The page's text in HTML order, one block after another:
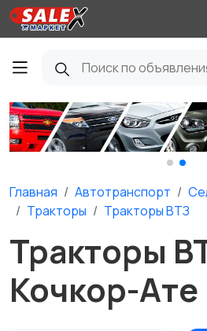
Главная Автотранспорт
Тракторы
Тракторы ВТЗ
Тракторы
Кочкор-Ате